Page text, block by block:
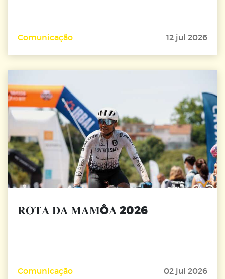
Comunicação 12 jul 2026
𝐑𝐎𝐓𝐀 𝐃𝐀 𝐌𝐀𝐌Ô𝐀 2026
Comunicação 02 jul 2026